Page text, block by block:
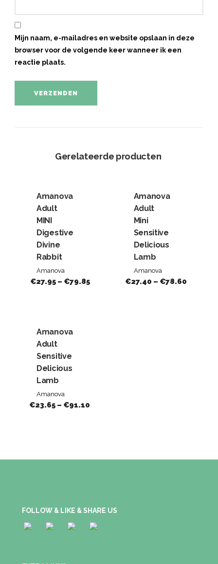
Mijn naam, e-mailadres en website opslaan in deze
browser voor de volgende keer wanneer ik een
reactie plaats.
Gerelateerde producten
Amanova
Adult
MINI
Digestive
Divine
Rabbit
Amanova
€27.95– €79.85
Amanova
Adult
Mini
Sensitive
Delicious
Lamb
Amanova
€27.40 – €78.60
Amanova
Adult
Sensitive
Delicious
Lamb
Amanova
€23.65– €91.10
FOLLOW & LIKE & SHARE US